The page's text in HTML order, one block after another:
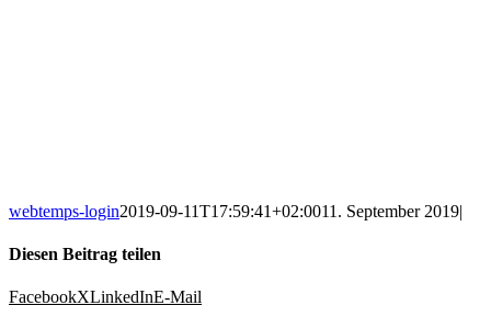
webtemps-login2019-09-11T17:59:41+02:0011. September 2019|
Diesen Beitrag teilen
FacebookXLinkedInE-Mail